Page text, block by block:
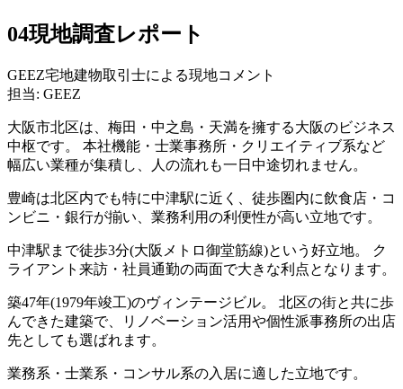
04現地調査レポート
GEEZ宅地建物取引士による現地コメント
担当: GEEZ
大阪市北区は、梅田・中之島・天満を擁する大阪のビジネス
中枢です。 本社機能・士業事務所・クリエイティブ系など
幅広い業種が集積し、人の流れも一日中途切れません。
豊崎は北区内でも特に中津駅に近く、徒歩圏内に飲食店・コ
ンビニ・銀行が揃い、業務利用の利便性が高い立地です。
中津駅まで徒歩3分(大阪メトロ御堂筋線)という好立地。 ク
ライアント来訪・社員通勤の両面で大きな利点となります。
築47年(1979年竣工)のヴィンテージビル。 北区の街と共に歩
んできた建築で、リノベーション活用や個性派事務所の出店
先としても選ばれます。
業務系・士業系・コンサル系の入居に適した立地です。